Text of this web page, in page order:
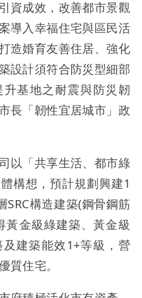
資成效，改善都市景觀
導入幸福住宅與區民活
造婚育友善住居、強化
設計須符合防災型細部
基地之耐震與防災韌
長「韌性宜居城市」政
以「共享生活、都市綠
構想，預計規劃興建1
SRC構造建築(鋼骨鋼筋
黃金級綠建築、黃金級
建築能效1+等級，營
質住宅。